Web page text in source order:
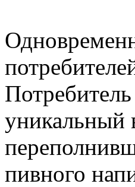
уникальный
пивного